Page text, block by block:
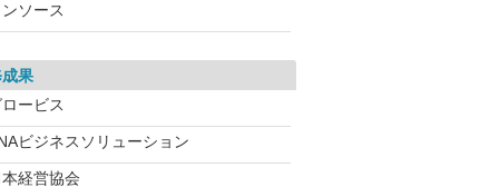
ソース
果
ービス
ビジネスソリューション
本経営協会